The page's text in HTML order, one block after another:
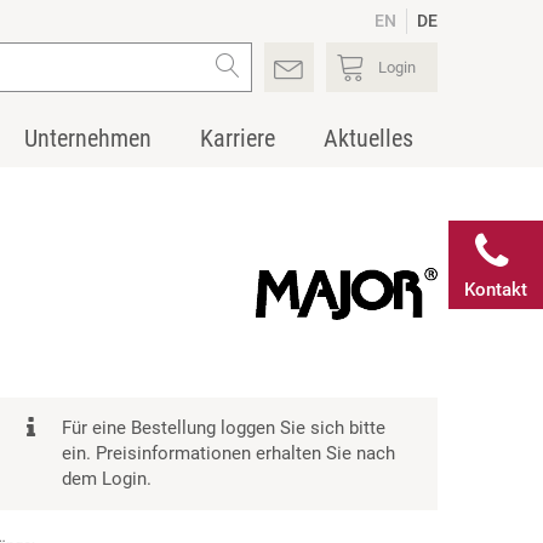
EN DE
Login
Unternehmen Karriere Aktuelles
Kontakt
Für eine Bestellung loggen Sie sich bitte
ein. Preisinformationen erhalten Sie nach
dem Login.